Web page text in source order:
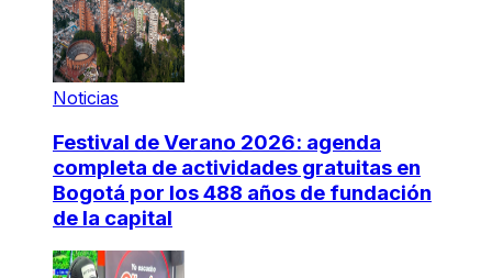
Noticias
Festival de Verano 2026: agenda
completa de actividades gratuitas en
Bogotá por los 488 años de fundación
de la capital